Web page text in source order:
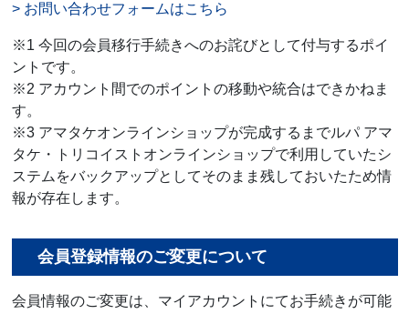
> お問い合わせフォームはこちら
※1 今回の会員移行手続きへのお詫びとして付与するポイ
ントです。
※2 アカウント間でのポイントの移動や統合はできかねま
す。
※3 アマタケオンラインショップが完成するまでルパ アマ
タケ・トリコイストオンラインショップで利用していたシ
ステムをバックアップとしてそのまま残しておいたため情
報が存在します。
会員登録情報のご変更について
会員情報のご変更は、マイアカウントにてお手続きが可能